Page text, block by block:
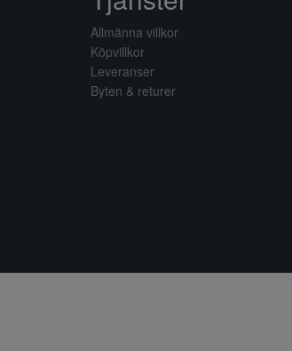
Allmänna villkor
Köpvillkor
Leveranser
Byten & returer